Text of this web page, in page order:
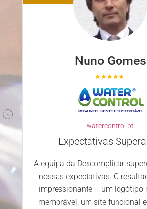
Nuno Gomes
watercontrol.pt
Expectativas Superadas
da Descomplicar superou todas as
expectativas. O resultado final foi
– um logótipo moderno e
um site funcional e atrativo, e